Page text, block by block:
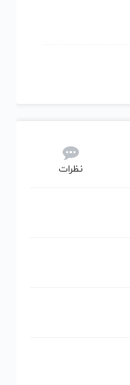
نظرات